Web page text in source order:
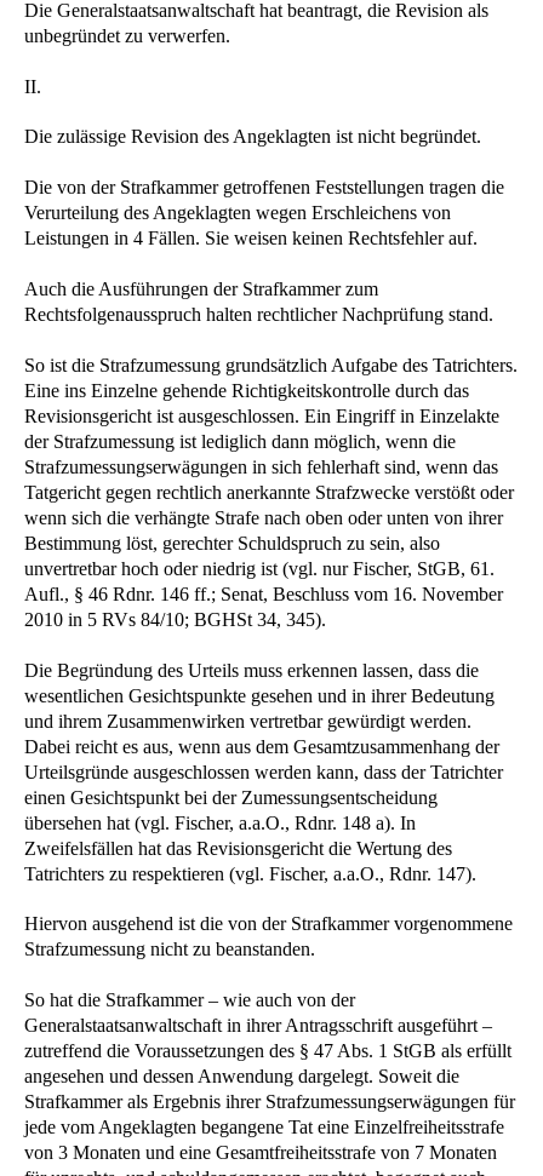
Die Generalstaatsanwaltschaft hat beantragt, die Revision als
unbegründet zu verwerfen.
II.
Die zulässige Revision des Angeklagten ist nicht begründet.
Die von der Strafkammer getroffenen Feststellungen tragen die
Verurteilung des Angeklagten wegen Erschleichens von
Leistungen in 4 Fällen. Sie weisen keinen Rechtsfehler auf.
Auch die Ausführungen der Strafkammer zum
Rechtsfolgenausspruch halten rechtlicher Nachprüfung stand.
So ist die Strafzumessung grundsätzlich Aufgabe des Tatrichters.
Eine ins Einzelne gehende Richtigkeitskontrolle durch das
Revisionsgericht ist ausgeschlossen. Ein Eingriff in Einzelakte
der Strafzumessung ist lediglich dann möglich, wenn die
Strafzumessungserwägungen in sich fehlerhaft sind, wenn das
Tatgericht gegen rechtlich anerkannte Strafzwecke verstößt oder
wenn sich die verhängte Strafe nach oben oder unten von ihrer
Bestimmung löst, gerechter Schuldspruch zu sein, also
unvertretbar hoch oder niedrig ist (vgl. nur Fischer, StGB, 61.
Aufl., § 46 Rdnr. 146 ff.; Senat, Beschluss vom 16. November
2010 in 5 RVs 84/10; BGHSt 34, 345).
Die Begründung des Urteils muss erkennen lassen, dass die
wesentlichen Gesichtspunkte gesehen und in ihrer Bedeutung
und ihrem Zusammenwirken vertretbar gewürdigt werden.
Dabei reicht es aus, wenn aus dem Gesamtzusammenhang der
Urteilsgründe ausgeschlossen werden kann, dass der Tatrichter
einen Gesichtspunkt bei der Zumessungsentscheidung
übersehen hat (vgl. Fischer, a.a.O., Rdnr. 148 a). In
Zweifelsfällen hat das Revisionsgericht die Wertung des
Tatrichters zu respektieren (vgl. Fischer, a.a.O., Rdnr. 147).
Hiervon ausgehend ist die von der Strafkammer vorgenommene
Strafzumessung nicht zu beanstanden.
So hat die Strafkammer – wie auch von der
Generalstaatsanwaltschaft in ihrer Antragsschrift ausgeführt –
zutreffend die Voraussetzungen des § 47 Abs. 1 StGB als erfüllt
angesehen und dessen Anwendung dargelegt. Soweit die
Strafkammer als Ergebnis ihrer Strafzumessungserwägungen für
jede vom Angeklagten begangene Tat eine Einzelfreiheitsstrafe
von 3 Monaten und eine Gesamtfreiheitsstrafe von 7 Monaten